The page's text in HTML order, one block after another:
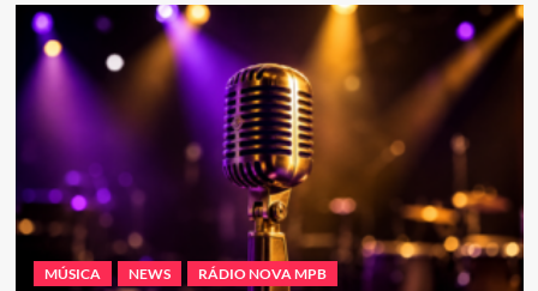
MÚSICA NEWS RÁDIO NOVA MPB